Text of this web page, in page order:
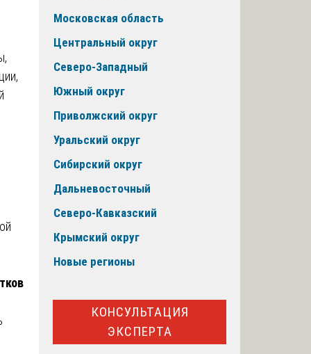
Московская область
Центральный округ
Северо-Западный
Южный округ
Приволжский округ
Уральский округ
Сибирский округ
Дальневосточный
Северо-Кавказский
Крымский округ
Новые регионы
КОНСУЛЬТАЦИЯ
ЭКСПЕРТА